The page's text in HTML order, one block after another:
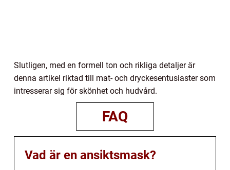
Slutligen, med en formell ton och rikliga detaljer är
denna artikel riktad till mat- och dryckesentusiaster som
intresserar sig för skönhet och hudvård.
FAQ
Vad är en ansiktsmask?